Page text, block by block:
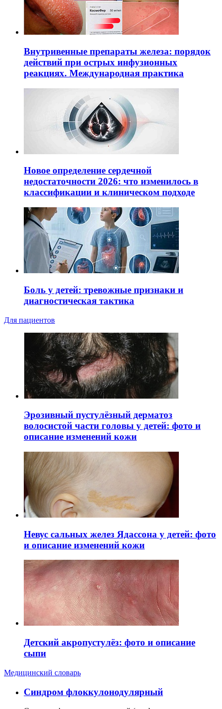
Внутривенные препараты железа: порядок
действий при острых инфузионных
реакциях. Международная практика
Новое определение сердечной
недостаточности 2026: что изменилось в
классификации и клиническом подходе
Боль у детей: тревожные признаки и
диагностическая тактика
Для пациентов
Эрозивный пустулёзный дерматоз
волосистой части головы у детей: фото и
описание изменений кожи
Невус сальных желез Ядассона у детей: фото
и описание изменений кожи
Детский акропустулёз: фото и описание
сыпи
Медицинский словарь
Cиндром флоккулонодулярный